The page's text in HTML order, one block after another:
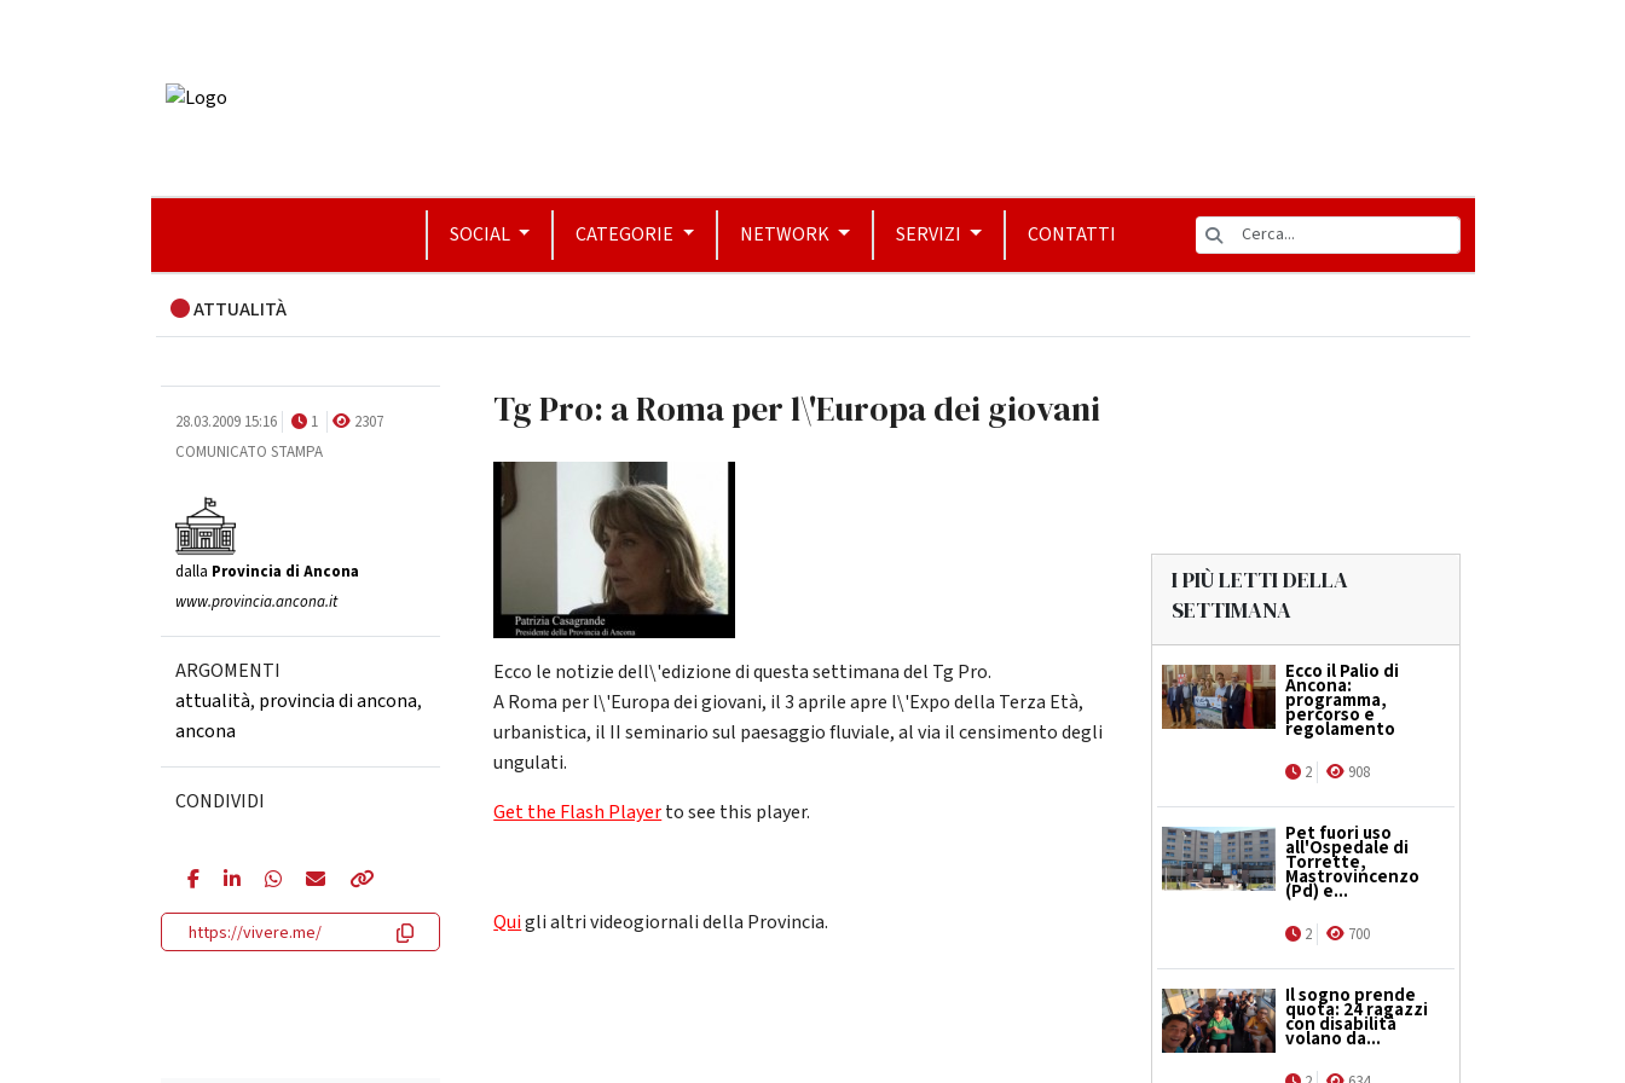
SOCIAL CATEGORIE NETWORK SERVIZI CONTATTI
ATTUALITÀ
28.03.2009 15:16 1
2307
COMUNICATO STAMPA
dalla Provincia di Ancona
www.provincia.ancona.it
ARGOMENTI
attualità, provincia di ancona,
ancona
CONDIVIDI
https://vivere.me/
Tg Pro: a Roma per l\'Europa dei giovani
Ecco le notizie dell\'edizione di questa settimana del Tg Pro.
A Roma per l\'Europa dei giovani, il 3 aprile apre l\'Expo della Terza Età,
urbanistica, il II seminario sul paesaggio fluviale, al via il censimento degli
ungulati.
Get the Flash Playerto see this player.
Quigli altri videogiornali della Provincia.
I PIÙ LETTI DELLA
SETTIMANA
Ecco il Palio di
Ancona:
programma,
percorso e
regolamento
2 908
Pet fuori uso
all'Ospedale di
Torrette,
Mastrovincenzo
(Pd) e...
2 700
Il sogno prende
quota: 24 ragazzi
con disabilità
volano da...